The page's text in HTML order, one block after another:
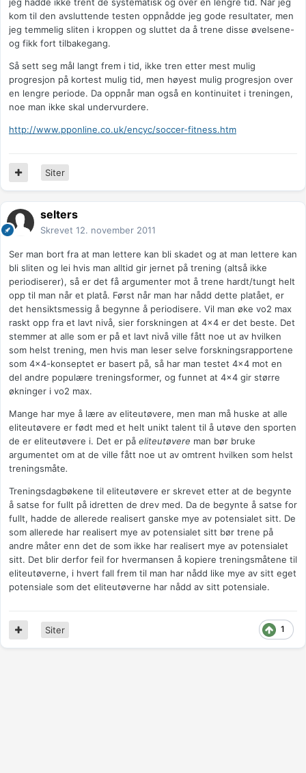
jeg hadde ikke trent de systematisk og over en lengre tid. Når jeg
kom til den avsluttende testen oppnådde jeg gode resultater, men
jeg temmelig sliten i kroppen og sluttet da å trene disse øvelsene-
og fikk fort tilbakegang.
Så sett seg mål langt frem i tid, ikke tren etter mest mulig
progresjon på kortest mulig tid, men høyest mulig progresjon over
en lengre periode. Da oppnår man også en kontinuitet i treningen,
noe man ikke skal undervurdere.
http://www.pponline.co.uk/encyc/soccer-fitness.htm
Siter
selters
Skrevet 12. november 2011
Ser man bort fra at man lettere kan bli skadet og at man lettere kan
bli sliten og lei hvis man alltid gir jernet på trening (altså ikke
periodiserer), så er det få argumenter mot å trene hardt/tungt helt
opp til man når et platå. Først når man har nådd dette platået, er
det hensiktsmessig å begynne å periodisere. Vil man øke vo2 max
raskt opp fra et lavt nivå, sier forskningen at 4x4 er det beste. Det
stemmer at alle som er på et lavt nivå ville fått noe ut av hvilken
som helst trening, men hvis man leser selve forskningsrapportene
som 4x4-konseptet er basert på, så har man testet 4x4 mot en
del andre populære treningsformer, og funnet at 4x4 gir større
økninger i vo2 max.
Mange har mye å lære av eliteutøvere, men man må huske at alle
eliteutøvere er født med et helt unikt talent til å utøve den sporten
de er eliteutøvere i. Det er på eliteutøvere man bør bruke
argumentet om at de ville fått noe ut av omtrent hvilken som helst
treningsmåte.
Treningsdagbøkene til eliteutøvere er skrevet etter at de begynte
å satse for fullt på idretten de drev med. Da de begynte å satse for
fullt, hadde de allerede realisert ganske mye av potensialet sitt. De
som allerede har realisert mye av potensialet sitt bør trene på
andre måter enn det de som ikke har realisert mye av potensialet
sitt. Det blir derfor feil for hvermansen å kopiere treningsmåtene til
eliteutøverne, i hvert fall frem til man har nådd like mye av sitt eget
potensiale som det eliteutøverne har nådd av sitt potensiale.
1
Siter